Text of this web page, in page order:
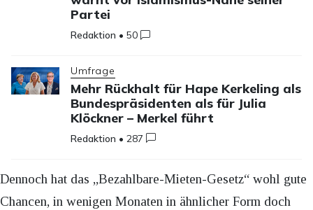
Partei
Redaktion •50
Umfrage
Mehr Rückhalt für Hape Kerkeling als
Bundespräsidenten als für Julia
Klöckner – Merkel führt
Redaktion •287
Dennoch hat das „Bezahlbare-Mieten-Gesetz“ wohl gute
Chancen, in wenigen Monaten in ähnlicher Form doch